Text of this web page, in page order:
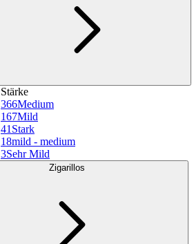
Stärke
366Medium
167Mild
41 Stark
18mild - medium
3Sehr Mild
Zigarillos